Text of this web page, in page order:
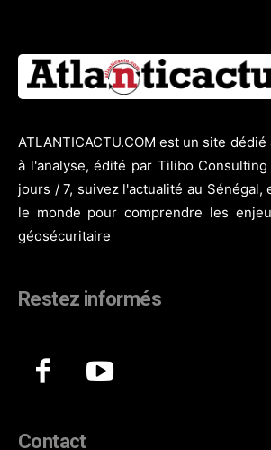
ATLANTICACTU.COM est un site
à l'analyse, édité par Tilibo
jours / 7, suivez l'actualité au Sénégal,
le monde pour comprendre les
géosécuritaire
Restez informés
Contact